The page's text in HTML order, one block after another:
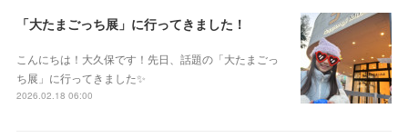
「大たまごっち展」に行ってきました！
こんにちは！大久保です！先日、話題の「大たまごっ
ち展」に行ってきました✨
2026.02.18 06:00